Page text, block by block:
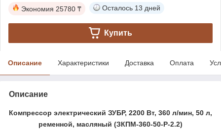
Экономия 25780 ₸ Осталось 13 дней
Купить
Описание Характеристики Доставка Оплата
Описание
Компрессор электрический ЗУБР, 2200 Вт, 360 л/мин, 50 л,
ременной, масляный (ЗКПМ-360-50-Р-2.2)